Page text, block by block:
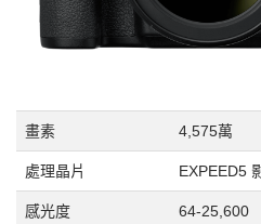
畫素 4,575萬
處理晶片 EXPEED5
感光度 64-25,600